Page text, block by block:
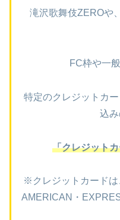
滝沢歌舞伎ZEROや
FC枠や一
特定のクレジットカ
込み
「クレジット
※クレジットカードは
AMERICAN・